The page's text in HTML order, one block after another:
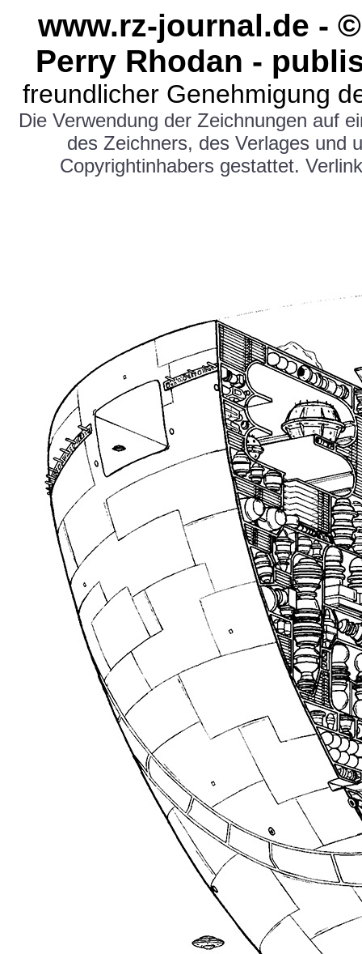
www.rz-journal.de -
Perry Rhodan -
freundlicher Genehmigung
Die Verwendung der Zeichnungen auf
des Zeichners, des Verlages und
Copyrightinhabers gestattet.